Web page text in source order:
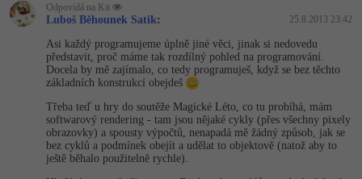
Odpovídá na Kit
Luboš Běhounek Satik: 25.8.2013 23:42
Asi každý programujeme úplně jiné věci, jinak si nedovedu
představit, proč máme tak rozdílný pohled na programování.
Docela by mě zajímalo, co tedy programuješ, když se bez těchto
základních konstrukcí obejdeš
Třeba teď u hry do soutěže Magické Léto, co tu probíhá, mám
softwarový rendering - tam jsou nějaké cykly (přes všechny pixely
obrazovky) a spousty výpočtů, nenapadá mě žádný způsob, jak se
bez cyklů a podmínek obejít a udělat to objektově (natož aby to
ještě běhalo použitelně rychle).